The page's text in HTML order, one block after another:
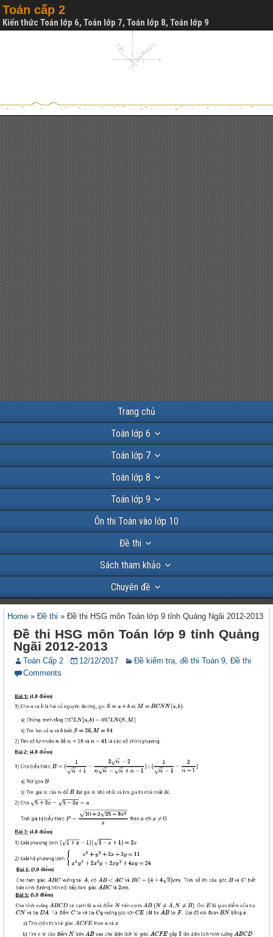
Toán cấp 2
Kiến thức Toán lớp 6, Toán lớp 7, Toán lớp 8, Toán lớp 9
Trang chủ
Toán lớp 6
Toán lớp 7
Toán lớp 8
Toán lớp 9
Ôn thi Toán vào lớp 10
Đề thi
Sách tham khảo
Chuyên đề
Home » Đề thi » Đề thi HSG môn Toán lớp 9 tỉnh Quảng Ngãi 2012-2013
Đề thi HSG môn Toán lớp 9 tỉnh Quảng
Ngãi 2012-2013
Toán Cấp 2 12/12/2017 Đề kiểm tra, đề thi Toán 9, Đề thi
Comments